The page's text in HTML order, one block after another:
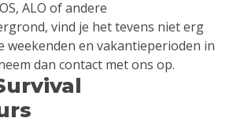
ALO of andere
vind je het tevens niet erg
weekenden en vakantieperioden in
dan contact met ons op.